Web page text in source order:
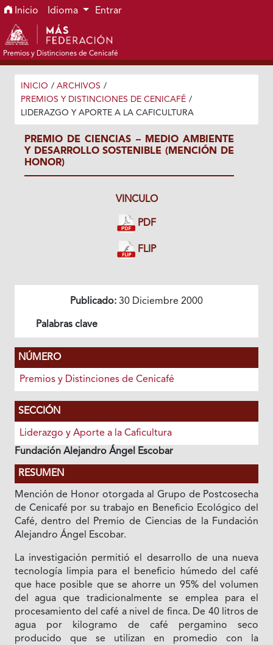
Ir al menú de navegación principal
Ir al contenido principal
Ir al pie de página del sitio
Inicio Idioma Entrar
Premios y Distinciones de Cenicafé
INICIO / ARCHIVOS /
PREMIOS Y DISTINCIONES DE CENICAFÉ /
LIDERAZGO Y APORTE A LA CAFICULTURA
PREMIO DE CIENCIAS – MEDIO AMBIENTE
Y DESARROLLO SOSTENIBLE (MENCIÓN DE
HONOR)
VINCULO
PDF
FLIP
Publicado: 30 Diciembre 2000
Palabras clave
NÚMERO
Premios y Distinciones de Cenicafé
SECCIÓN
Liderazgo y Aporte a la Caficultura
Fundación Alejandro Ángel Escobar
RESUMEN
Mención de Honor otorgada al Grupo de Postcosecha
de Cenicafé por su trabajo en Beneficio Ecológico del
Café, dentro del Premio de Ciencias de la Fundación
Alejandro Ángel Escobar.
La investigación permitió el desarrollo de una nueva
tecnología limpia para el beneficio húmedo del café
que hace posible que se ahorre un 95% del volumen
del agua que tradicionalmente se emplea para el
procesamiento del café a nivel de finca. De 40 litros de
agua por kilogramo de café pergamino seco
producido que se utilizan en promedio con la